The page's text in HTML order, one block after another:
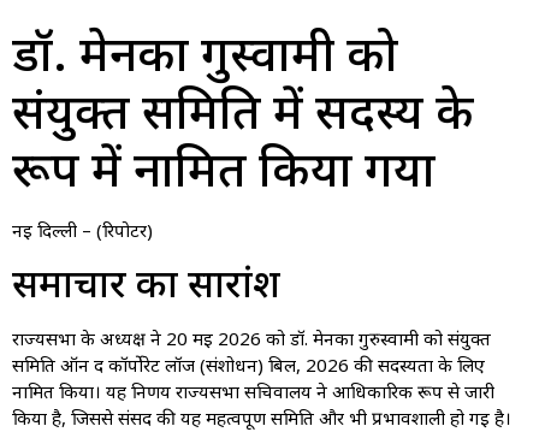
डॉ. मेनका गुरुस्वामी को
संयुक्त समिति में सदस्य के
रूप में नामित किया गया
नई दिल्ली – (रिपोर्टर)
समाचार का सारांश
राज्यसभा के अध्यक्ष ने 20 मई 2026 को डॉ. मेनका गुरुस्वामी को संयुक्त
समिति ऑन द कॉर्पोरेट लॉज (संशोधन) बिल, 2026 की सदस्यता के लिए
नामित किया। यह निर्णय राज्यसभा सचिवालय ने आधिकारिक रूप से जारी
किया है, जिससे संसद की यह महत्वपूर्ण समिति और भी प्रभावशाली हो गई है।